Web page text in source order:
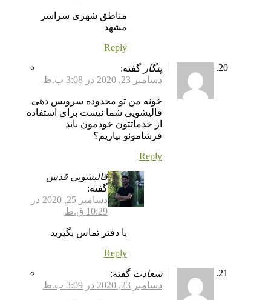
مناطق شهری سراسر
مشهد
Reply
پنگار گفته:
دسامبر 23, 2020 در 3:08 ب.ظ
خونه من تو محدوده سرویس دهی
قالیشویی شما نیست برای استفاده
از خدماتتون خودمون باید
فرشامونو بیاریم؟
Reply
قالیشویی قدس
گفته:
دسامبر 25, 2020 در
10:29 ق.ظ
با دفتر تماس بگیرید
Reply
سعادت گفته:
دسامبر 23, 2020 در 3:09 ب.ظ